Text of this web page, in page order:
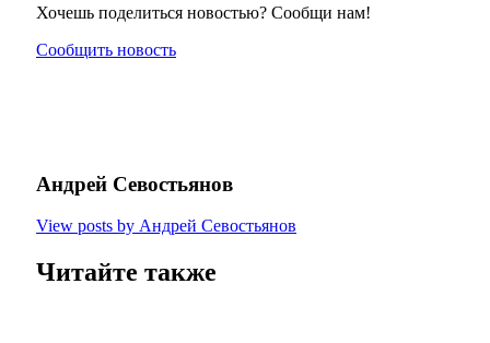
Хочешь поделиться новостью? Сообщи нам!
Сообщить новость
Андрей Севостьянов
View posts by Андрей Севостьянов
Читайте также